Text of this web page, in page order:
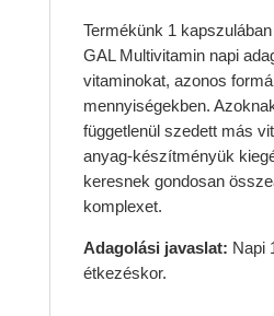
Termékünk 1
GAL Multivitamin napi
vitaminokat, azonos
mennyiségekben.
függetlenül szedett más
anyag-készítményük
keresnek gondosan
komplexet.
Adagolási javaslat: Napi
étkezéskor.